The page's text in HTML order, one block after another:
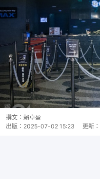
撰文： 賴卓盈
出版： 2025-07-02 15:23 更新：